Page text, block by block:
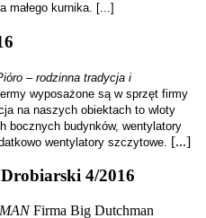
małego kurnika. [...]
– rodzinna tradycja i
wyposażone są w sprzęt firmy
na naszych obiektach to wloty
bocznych budynków, wentylatory
wentylatory szczytowe. [...]
4/2016
Firma Big Dutchman